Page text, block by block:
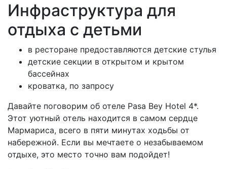
Инфраструктура для
отдыха с детьми
в ресторане предоставляются детские стулья
детские секции в открытом и крытом
бассейнах
кроватка, по запросу
Давайте поговорим об отеле Pasa Bey Hotel 4*.
Этот уютный отель находится в самом сердце
Мармариса, всего в пяти минутах ходьбы от
набережной. Если вы мечтаете о незабываемом
отдыхе, это место точно вам подойдет!